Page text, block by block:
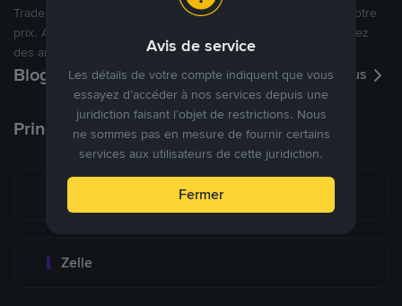
Tradez des cryptos en étant libres d’acheter et de vendre à votre
prix. Achetez ou vendez à partir des offres existantes, ou créez
des annonces commerciales pour fixer vos propres prix.
Blog P2P Voir plus
Principaux modes de paiement
Zelle
Avis de service
Les détails de votre compte indiquent que vous
essayez d’accéder à nos services depuis une
juridiction faisant l’objet de restrictions. Nous
ne sommes pas en mesure de fournir certains
services aux utilisateurs de cette juridiction.
Fermer